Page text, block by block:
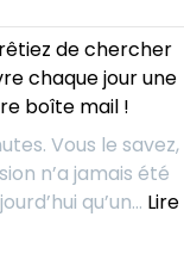
2026
:
Et
vous
déjeuniez
avec
de chercher
chaque jour une
boîte mail !
Vous le savez,
n’a jamais été
qu’un… Lire